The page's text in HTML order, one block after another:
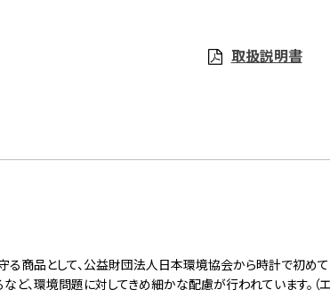
取扱説明書
る商品として、公益財団法人日本環境協会から時計で初め
ど、環境問題に対してきめ細かな配慮が行われています。（